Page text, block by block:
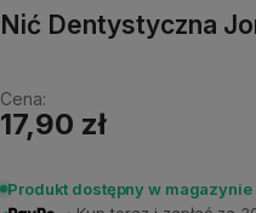
oferty
Nić Dentystyczna
Cena:
17,90 zł
Produkt dostępny w magazynie